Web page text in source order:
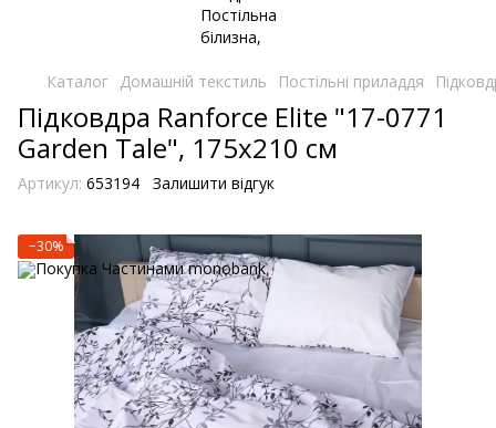
Каталог Домашній текстиль Постільні приладдя
Підковдра Ranforce Elite "17-0771
Garden Tale", 175х210 см
Артикул: 653194 Залишити відгук
−30%